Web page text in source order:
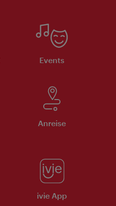
Events
Anreise
ivie App